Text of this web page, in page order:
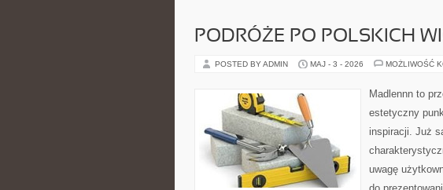
PODRÓŻE PO POLSKICH
POSTED BY ADMIN MAJ - 3 - 2026 MOŻLIWOŚĆ
Madlennn to
estetyczny
inspiracji. Już
uwagę